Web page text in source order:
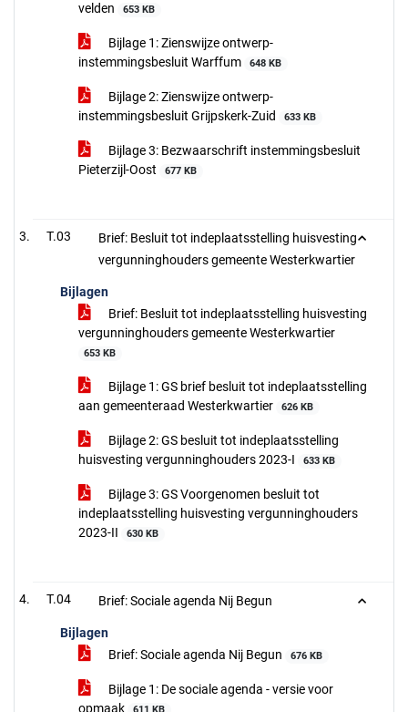
velden
653 KB
Bijlage 1: Zienswijze ontwerp-
instemmingsbesluit Warffum
648 KB
Bijlage 2: Zienswijze ontwerp-
instemmingsbesluit Grijpskerk-Zuid
633 KB
Bijlage 3: Bezwaarschrift instemmingsbesluit
Pieterzijl-Oost
677 KB
T.03
Brief: Besluit tot indeplaatsstelling huisvesting
vergunninghouders gemeente Westerkwartier
Bijlagen
Brief: Besluit tot indeplaatsstelling huisvesting
vergunninghouders gemeente Westerkwartier
653 KB
Bijlage 1: GS brief besluit tot indeplaatsstelling
aan gemeenteraad Westerkwartier
626 KB
Bijlage 2: GS besluit tot indeplaatsstelling
huisvesting vergunninghouders 2023-I
633 KB
Bijlage 3: GS Voorgenomen besluit tot
indeplaatsstelling huisvesting vergunninghouders
2023-II
630 KB
T.04 Brief: Sociale agenda Nij Begun
Bijlagen
Brief: Sociale agenda Nij Begun
676 KB
Bijlage 1: De sociale agenda - versie voor
opmaak